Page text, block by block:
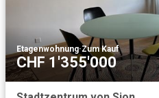
Etagenwohnung·Zum Kauf
CHF 1'355'000